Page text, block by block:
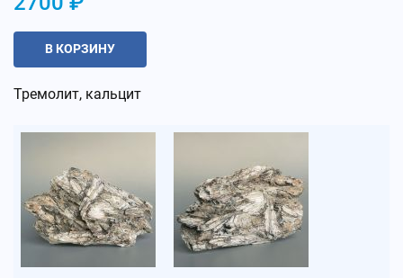
В КОРЗИНУ
Тремолит, кальцит